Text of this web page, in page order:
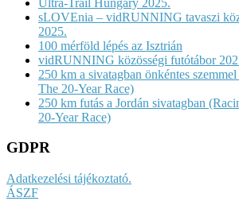
sLOVEnia – vidRUNNING tavaszi
2025.
100 mérföld lépés az Isztrián
vidRUNNING közösségi futótábor
250 km a sivatagban önkéntes
The 20-Year Race)
250 km futás a Jordán sivatagban
20-Year Race)
GDPR
Adatkezelési tájékoztató.
ÁSZF